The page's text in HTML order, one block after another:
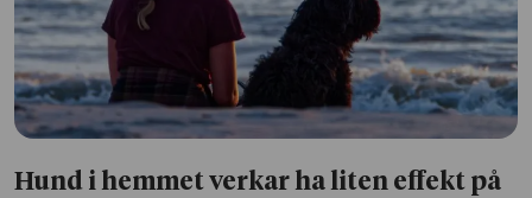
Hund i hemmet verkar ha liten effekt på